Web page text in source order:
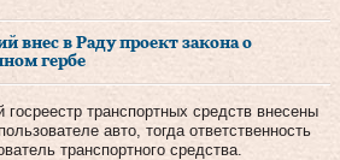
внес в Раду проект закона о
гербе
транспортных средств внесены
авто, тогда ответственность
транспортного средства.